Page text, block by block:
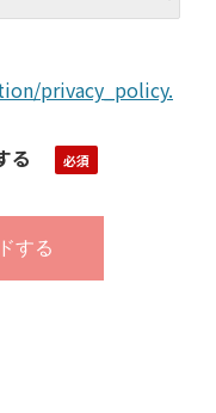
privacy_policy.
る